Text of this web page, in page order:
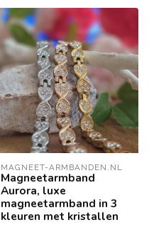
MAGNEET-ARMBANDEN.NL
Magneetarmband
Aurora, luxe
magneetarmband in 3
kleuren met kristallen